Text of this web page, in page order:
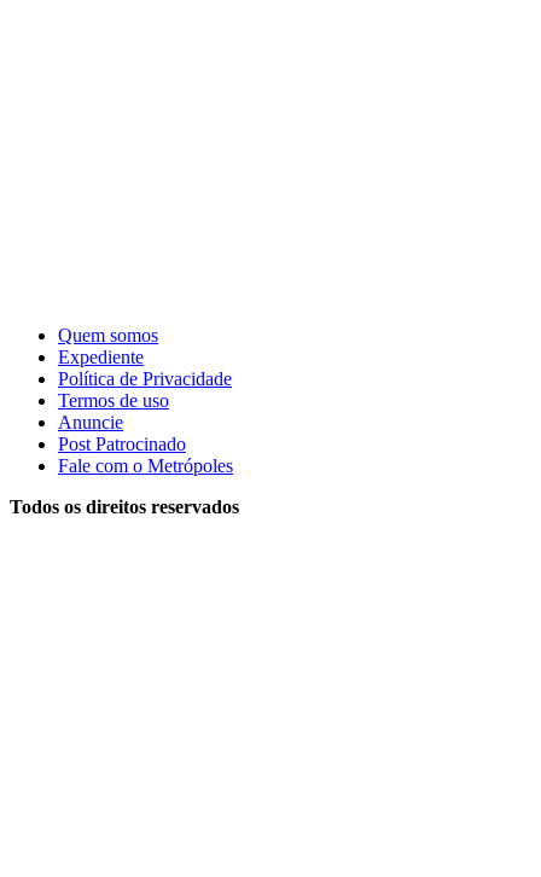
Quem somos
Expediente
Política de Privacidade
Termos de uso
Anuncie
Post Patrocinado
Fale com o Metrópoles
Todos os direitos reservados